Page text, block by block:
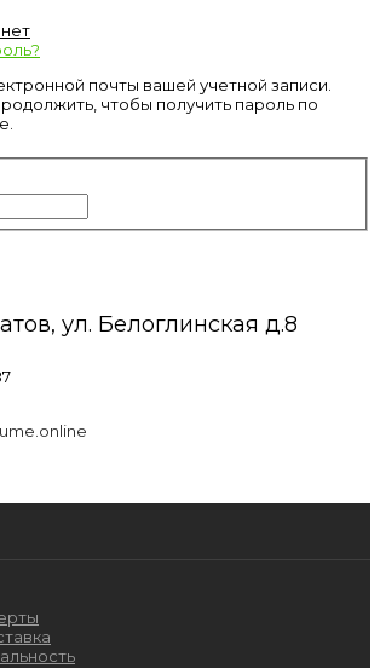
почты вашей учетной записи.
чтобы получить пароль по
ул. Белоглинская д.8